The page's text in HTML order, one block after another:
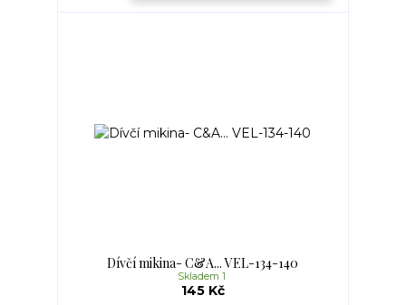
Dívčí mikina- C&A... VEL-134-140
145 Kč
Skladem 1